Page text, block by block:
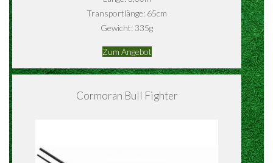
Transportlänge: 65cm
Gewicht: 335g
Zum Angebot
Cormoran Bull Fighter